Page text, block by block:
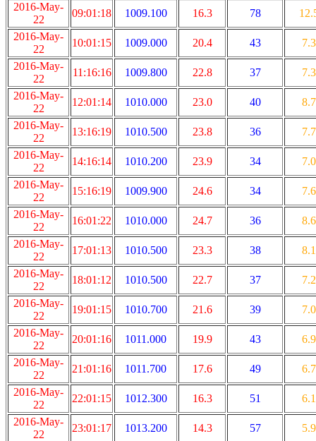
2016-May-
22
09:01:18 1009.100 16.3 78
2016-May-
22
10:01:15 1009.000 20.4 43
7.3
2016-May-
22
11:16:16 1009.800 22.8 37
7.3
2016-May-
22
12:01:14 1010.000 23.0 40
8.7
2016-May-
22
13:16:19 1010.500 23.8 36
7.7
2016-May-
22
14:16:14 1010.200 23.9 34
7.0
2016-May-
22
15:16:19 1009.900 24.6 34
7.6
2016-May-
22
16:01:22 1010.000 24.7 36
8.6
2016-May-
22
17:01:13 1010.500 23.3 38
8.1
2016-May-
22
18:01:12 1010.500 22.7 37
7.2
2016-May-
22
19:01:15 1010.700 21.6 39
7.0
2016-May-
22
20:01:16 1011.000 19.9 43
6.9
2016-May-
22
21:01:16 1011.700 17.6 49
6.7
2016-May-
22
22:01:15 1012.300 16.3 51
6.1
2016-May-
22
23:01:17 1013.200 14.3 57 5.9